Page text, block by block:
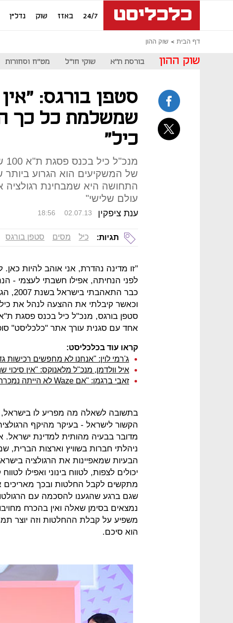
24/7 באזז שוק נדל"ן
דף הבית שוק ההון
שוק ההון בורסת ת"א שוקי חו"ל מט"ח וסחורות
סטפן בורגס:
שמשלמת כל כך
כיל"
של המשקיעים הוא הגרוע ביותר
התחושה היא שמבחינת
עולם שלישי"
ענת ציפקין 18:56 02.07.13
תגיות: כיל מסים סטפן בורגס
"זו מדינה נהדרת, אני אוהב להיות
לפני הנחיתה, אפילו חשבתי לעצמי -
כבר
וכאשר קיבלתי את ההצעה לנהל את
אחד עם סגנית עורך אתר "כלכליסט"
קראו עוד בכלכליסט:
ג'רמי לוין: "אנחנו לא מחפשים רכישות
איל וולדמן, מנכ"ל מלאנוקס: "אין
זאבי ברגמן: "אם Waze לא הייתה נמכרת, היא יכלה לתת בראש לגוגל ולפייסבוק"
בתשובה לשאלה מה מפריע לו בישראל,
הקשור לישראל - בעיקר מהיקף
מדובר בבעיה מהותית למדינת ישראל.
ניהלתי חברות בשוויץ וארצות
הבעיות שמאפיינות את הרגולציה
יכולים לצפות, לטווח בינוני ואפילו
מתקשים לקבל החלטות ובכך מאריכים
שגם ברגע שהגענו להסכמה עם
נמצאים בסימן שאלה ואין בהכרח
משפיע על קבלת ההחלטות וזה יוצר
הוא סיכם.